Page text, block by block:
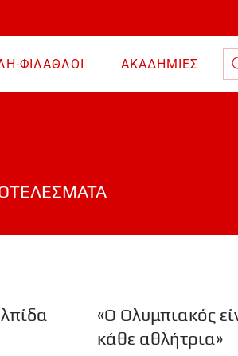
ΦΙΛΑΘΛΟΙ
ΑΚΑΔΗΜΙΕΣ
«Ο Ολυμπιακός
κάθε αθλήτρια»